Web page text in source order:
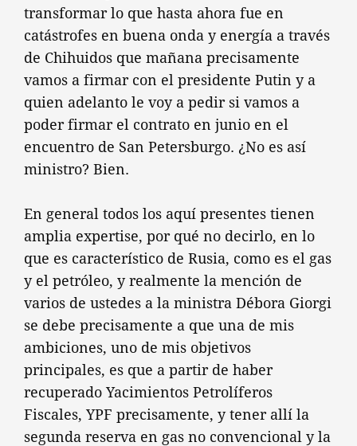
transformar lo que hasta ahora fue en
catástrofes en buena onda y energía a través
de Chihuidos que mañana precisamente
vamos a firmar con el presidente Putin y a
quien adelanto le voy a pedir si vamos a
poder firmar el contrato en junio en el
encuentro de San Petersburgo. ¿No es así
ministro? Bien.
En general todos los aquí presentes tienen
amplia expertise, por qué no decirlo, en lo
que es característico de Rusia, como es el gas
y el petróleo, y realmente la mención de
varios de ustedes a la ministra Débora Giorgi
se debe precisamente a que una de mis
ambiciones, uno de mis objetivos
principales, es que a partir de haber
recuperado Yacimientos Petrolíferos
Fiscales, YPF precisamente, y tener allí la
segunda reserva en gas no convencional y la